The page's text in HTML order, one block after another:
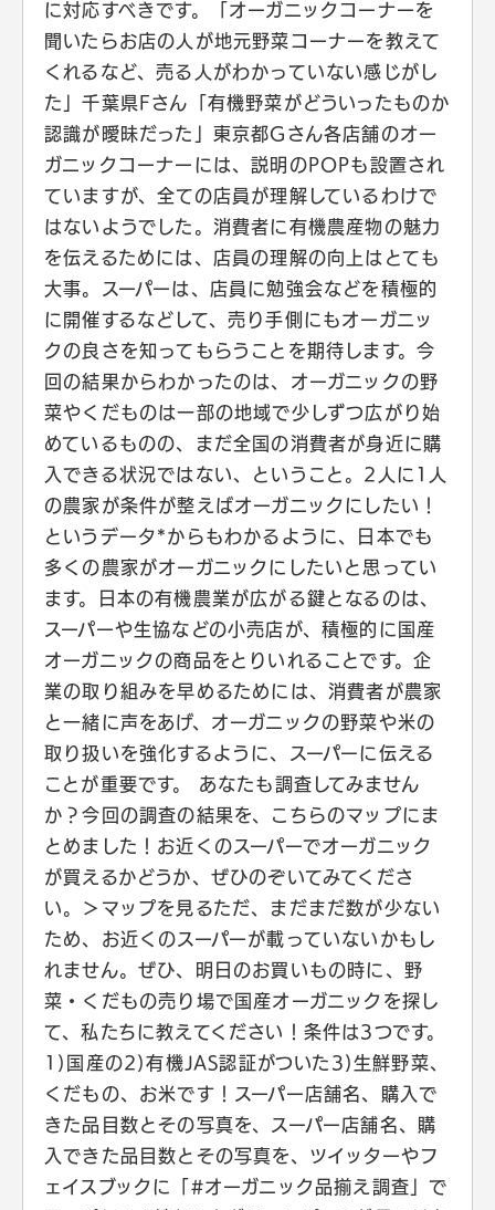
に対応すべきです。「オーガニックコーナーを
聞いたらお店の人が地元野菜コーナーを教えて
くれるなど、売る人がわかっていない感じがし
た」千葉県Fさん「有機野菜がどういったものか
認識が曖昧だった」東京都Gさん各店舗のオー
ガニックコーナーには、説明のPOPも設置され
ていますが、全ての店員が理解しているわけで
はないようでした。消費者に有機農産物の魅力
を伝えるためには、店員の理解の向上はとても
大事。スーパーは、店員に勉強会などを積極的
に開催するなどして、売り手側にもオーガニッ
クの良さを知ってもらうことを期待します。今
回の結果からわかったのは、オーガニックの野
菜やくだものは一部の地域で少しずつ広がり始
めているものの、まだ全国の消費者が身近に購
入できる状況ではない、ということ。2人に1人
の農家が条件が整えばオーガニックにしたい！
というデータ*からもわかるように、日本でも
多くの農家がオーガニックにしたいと思ってい
ます。日本の有機農業が広がる鍵となるのは、
スーパーや生協などの小売店が、積極的に国産
オーガニックの商品をとりいれることです。企
業の取り組みを早めるためには、消費者が農家
と一緒に声をあげ、オーガニックの野菜や米の
取り扱いを強化するように、スーパーに伝える
ことが重要です。 あなたも調査してみません
か？今回の調査の結果を、こちらのマップにま
とめました！お近くのスーパーでオーガニック
が買えるかどうか、ぜひのぞいてみてくださ
い。＞マップを見るただ、まだまだ数が少ない
ため、お近くのスーパーが載っていないかもし
れません。ぜひ、明日のお買いもの時に、野
菜・くだもの売り場で国産オーガニックを探し
て、私たちに教えてください！条件は3つです。
1)国産の2)有機JAS認証がついた3)生鮮野菜、
くだもの、お米です！スーパー店舗名、購入で
きた品目数とその写真を、スーパー店舗名、購
入できた品目数とその写真を、ツイッターやフ
ェイスブックに「#オーガニック品揃え調査」で